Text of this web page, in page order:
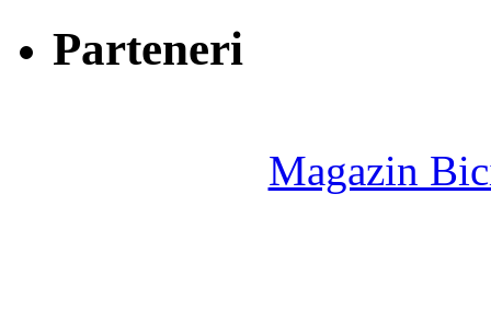
Parteneri
Magazin